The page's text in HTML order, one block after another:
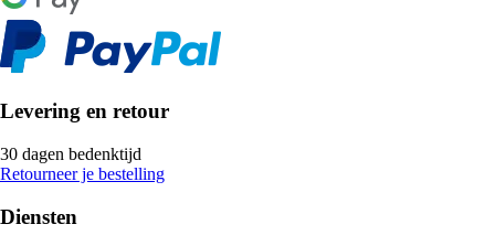
Levering en retour
30 dagen bedenktijd
Retourneer je bestelling
Diensten